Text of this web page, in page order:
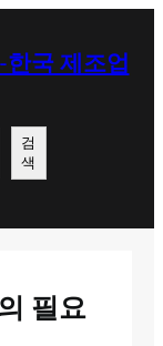
국 제조업
검
색
필요